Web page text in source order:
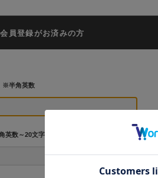
会員登録がお済みの方
※半角英数
英数～20文字